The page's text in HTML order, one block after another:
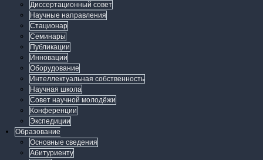
Диссертационный совет
Научные направления
Стационар
Семинары
Публикации
Инновации
Оборудование
Интеллектуальная собственность
Научная школа
Совет научной молодёжи
Конференции
Экспедиции
Образование
Основные сведения
Абитуриенту